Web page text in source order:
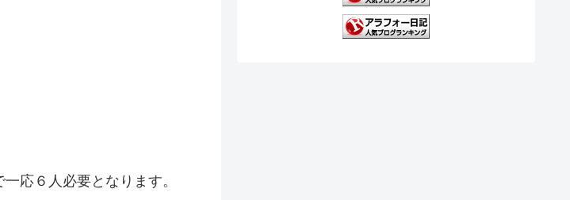
応６人必要となります。